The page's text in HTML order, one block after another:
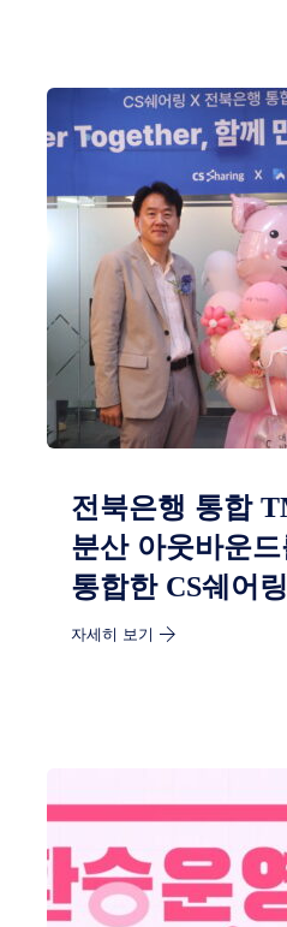
전북은행 통합
분산 아웃바운
통합한 CS쉐어
자세히 보기